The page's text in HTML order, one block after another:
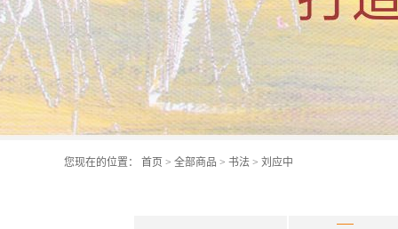
您现在的位置： 首页 > 全部商品 > 书法 > 刘应中